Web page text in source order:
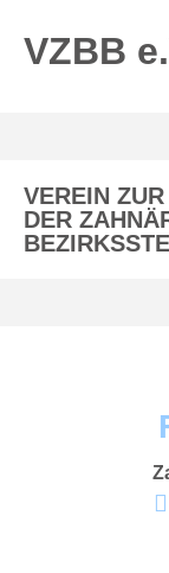
VZBB
VEREIN
DER